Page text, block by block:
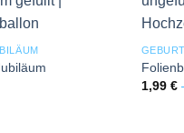
1,99 €